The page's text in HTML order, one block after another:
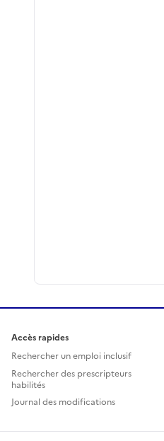
Accès rapides
Rechercher un emploi inclusif
Rechercher des prescripteurs
habilités
Journal des modifications